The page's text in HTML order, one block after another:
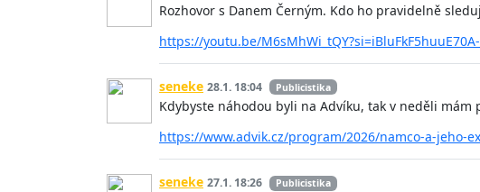
Rozhovor s Danem Černým. Kdo ho pravidelně
https://youtu.be/M6sMhWi_tQY?si=iBluFkF5huuE70A-
seneke 28.1. 18:04 Publicistika
Kdybyste náhodou byli na Advíku, tak v neděli mám
https://www.advik.cz/program/2026/namco-a-jeho-
seneke 27.1. 18:26 Publicistika